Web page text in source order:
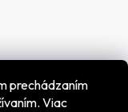
prechádzaním
Viac